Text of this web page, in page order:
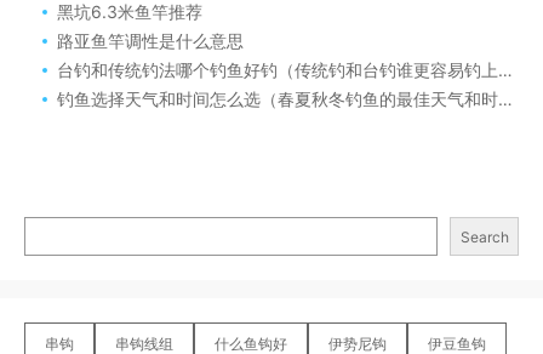
黑坑6.3米鱼竿推荐
路亚鱼竿调性是什么意思
台钓和传统钓法哪个钓鱼好钓（传统钓和台钓谁更容易钓上鱼来）
钓鱼选择天气和时间怎么选（春夏秋冬钓鱼的最佳天气和时间）
Search
串钩 串钩线组 什么鱼钩好 伊势尼钩 伊豆鱼钩